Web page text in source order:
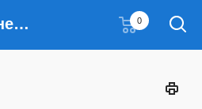
"Титан" инженерные решения 0